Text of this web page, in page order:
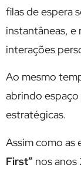
filas de espera
instantâneas, e
interações
Ao mesmo
abrindo espaço
estratégicas.
Assim como as
First” nos anos